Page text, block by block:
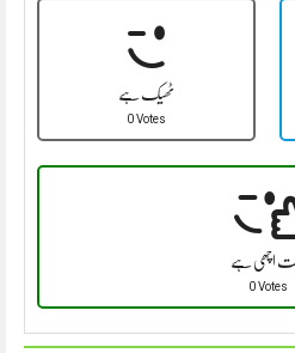
ٹھیک ہے
0 Votes
اچھی ہے
0 Votes